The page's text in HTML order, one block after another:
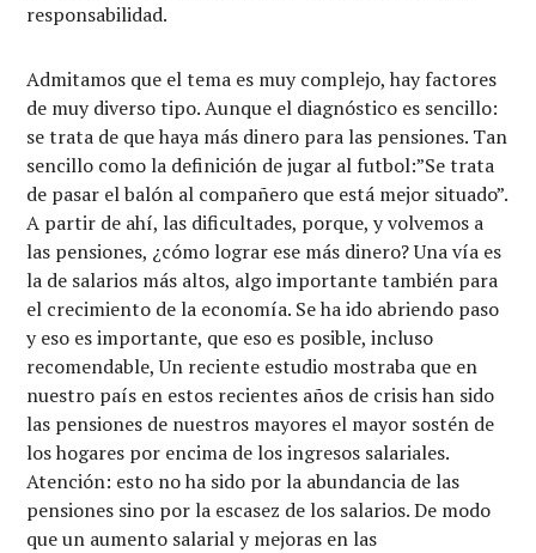
responsabilidad.
Admitamos que el tema es muy complejo, hay factores
de muy diverso tipo. Aunque el diagnóstico es sencillo:
se trata de que haya más dinero para las pensiones. Tan
sencillo como la definición de jugar al futbol:”Se trata
de pasar el balón al compañero que está mejor situado”.
A partir de ahí, las dificultades, porque, y volvemos a
las pensiones, ¿cómo lograr ese más dinero? Una vía es
la de salarios más altos, algo importante también para
el crecimiento de la economía. Se ha ido abriendo paso
y eso es importante, que eso es posible, incluso
recomendable, Un reciente estudio mostraba que en
nuestro país en estos recientes años de crisis han sido
las pensiones de nuestros mayores el mayor sostén de
los hogares por encima de los ingresos salariales.
Atención: esto no ha sido por la abundancia de las
pensiones sino por la escasez de los salarios. De modo
que un aumento salarial y mejoras en las